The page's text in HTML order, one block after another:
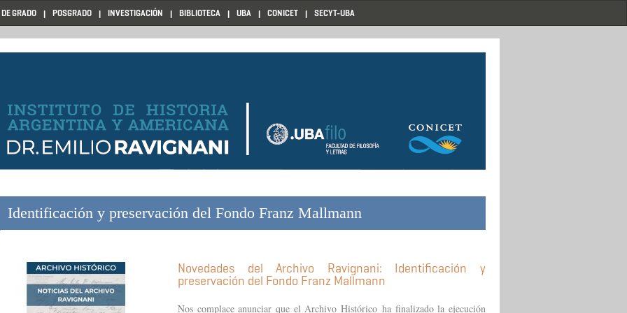
GRADO POSGRADO INVESTIGACIÓN BIBLIOTECA UBA CONICET SECYT-UBA
Identificación y preservación del Fondo Franz Mallmann
Novedades del Archivo Ravignani: Identificación y
preservación del Fondo Franz Mallmann
Nos complace anunciar que el Archivo Histórico ha finalizado la ejecución